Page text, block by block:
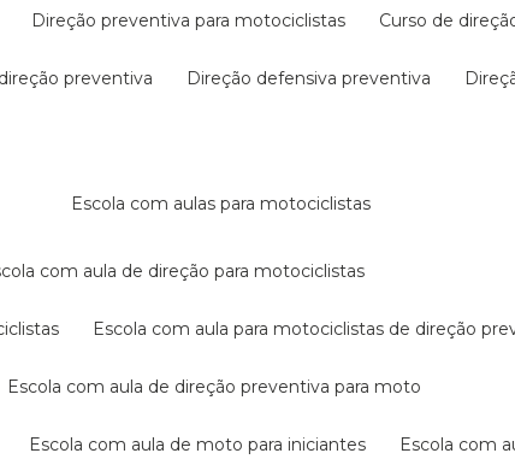
direção preventiva para motociclistas curso de
direção preventiva direção defensiva preventiva
escola com aulas para motociclistas
com aula de direção para motociclistas
escola com aula para motociclistas de direção
escola com aula de direção preventiva para moto
escola com aula de moto para iniciantes escola com